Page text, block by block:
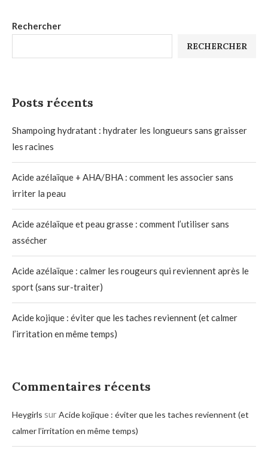
Rechercher
RECHERCHER
Posts récents
Shampoing hydratant : hydrater les longueurs sans graisser
les racines
Acide azélaïque + AHA/BHA : comment les associer sans
irriter la peau
Acide azélaïque et peau grasse : comment l’utiliser sans
assécher
Acide azélaïque : calmer les rougeurs qui reviennent après le
sport (sans sur-traiter)
Acide kojique : éviter que les taches reviennent (et calmer
l’irritation en même temps)
Commentaires récents
Heygirls surAcide kojique : éviter que les taches reviennent (et
calmer l’irritation en même temps)